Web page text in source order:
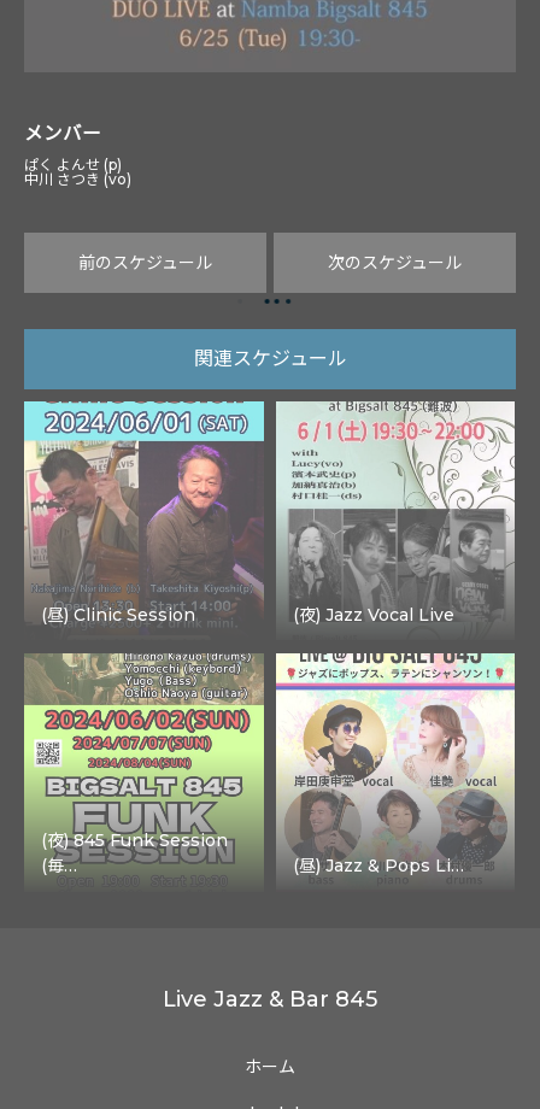
メンバー
ぱく よんせ (p)
中川 さつき (vo)
前のスケジュール 次のスケジュール
関連スケジュール
(昼) Clinic Session (夜) Jazz Vocal Live
(夜) 845 Funk Session
(毎…
(昼) Jazz & Pops Li…
Live Jazz & Bar 845
ホーム